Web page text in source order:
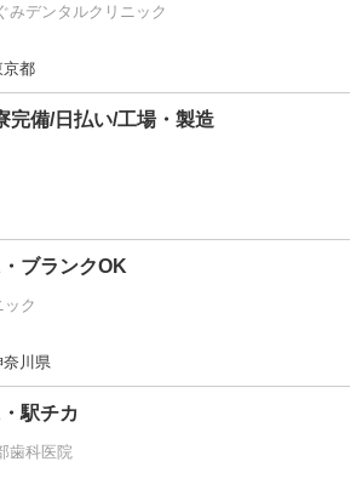
みデンタルクリニック
京都
完備/日払い/工場・製造
ブランクOK
ク
川県
駅チカ
歯科医院